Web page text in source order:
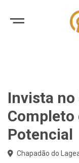
Invista no
Completo
Potencial
Chapadão do